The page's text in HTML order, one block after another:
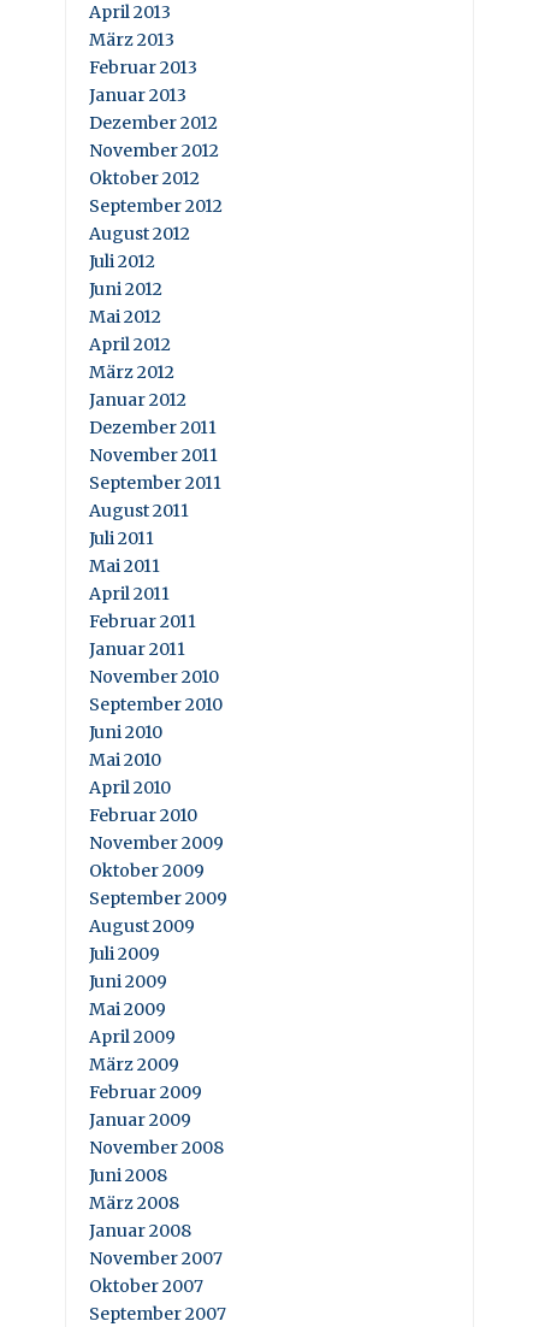
April 2013
März 2013
Februar 2013
Januar 2013
Dezember 2012
November 2012
Oktober 2012
September 2012
August 2012
Juli 2012
Juni 2012
Mai 2012
April 2012
März 2012
Januar 2012
Dezember 2011
November 2011
September 2011
August 2011
Juli 2011
Mai 2011
April 2011
Februar 2011
Januar 2011
November 2010
September 2010
Juni 2010
Mai 2010
April 2010
Februar 2010
November 2009
Oktober 2009
September 2009
August 2009
Juli 2009
Juni 2009
Mai 2009
April 2009
März 2009
Februar 2009
Januar 2009
November 2008
Juni 2008
März 2008
Januar 2008
November 2007
Oktober 2007
September 2007